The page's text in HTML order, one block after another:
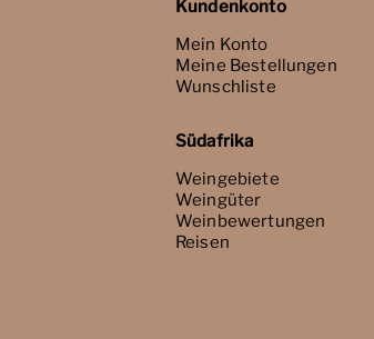
Kundenkonto
Mein Konto
Meine Bestellungen
Wunschliste
Südafrika
Weingebiete
Weingüter
Weinbewertungen
Reisen